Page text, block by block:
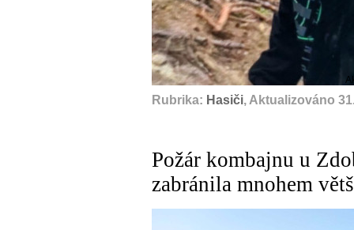
Rubrika: Hasiči, Aktualizováno
Požár kombajnu u
zabránila mnohem